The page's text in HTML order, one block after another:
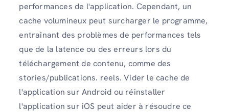
performances de l'application. Cependant, un
cache volumineux peut surcharger le programme,
entraînant des problèmes de performances tels
que de la latence ou des erreurs lors du
téléchargement de contenu, comme des
stories/publications. reels. Vider le cache de
l'application sur Android ou réinstaller
l'application sur iOS peut aider à résoudre ce